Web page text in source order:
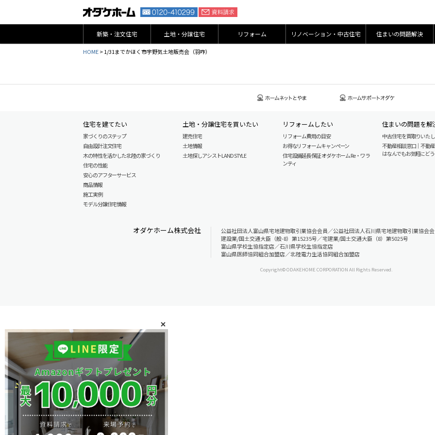
新築・注文住宅 土地・分譲住宅 リフォーム リノベーション・中古住宅 住まいの問題解決
HOME>1/31までかほく市宇野気土地販売会（羽咋）
住宅を建てたい
家づくりのステップ
自由設計注文住宅
木の特性を活かした北陸の家づくり
住宅の性能
安心のアフターサービス
商品情報
施工実例
モデル分譲住宅情報
土地・分譲住宅を買いたい
建売住宅
土地情報
土地探しアシスト LAND STYLE
リフォームしたい
リフォーム費用の目安
お得なリフォームキャンペーン
住宅設備延長保証 オダケホーム Re・ワラ
ンティ
住まいの問題を解
中古住宅を買取りいた
不動産相談窓口｜不動
はなんでもお気軽にどう
オダケホーム株式会社
公益社団法人富山県宅地建物取引業協会会員／公益社団法人石川県宅地建物取引業協会
建設業/国土交通大臣（般-8）第15235号／宅建業/国土交通大臣（8）第5025号
富山県学校生協指定店／石川県学校生協指定店
富山県医師協同組合加盟店／北陸電力生活協同組合加盟店
Copyright© ODAKEHOME CORPORATION All Rights Reserved.